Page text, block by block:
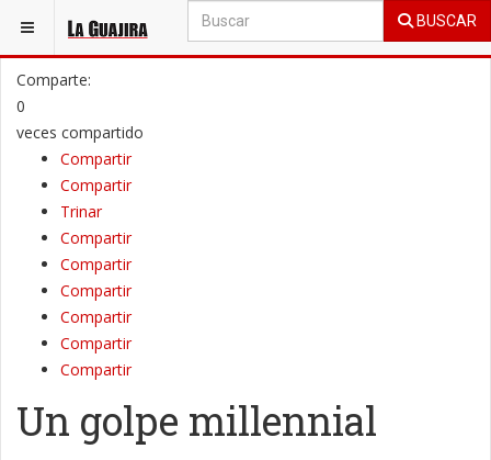
BUSCAR
ESTÁ AQUÍ: OPINIÓN COLUMNAS DE OPINIÓN
Comparte:
0
veces compartido
Compartir
Compartir
Trinar
Compartir
Compartir
Compartir
Compartir
Compartir
Compartir
Un golpe millennial